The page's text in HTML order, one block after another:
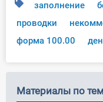
заполнение
проводки
форма 100.00
Материалы по